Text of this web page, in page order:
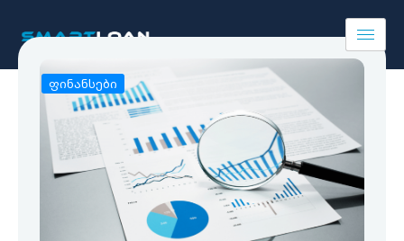
ფინანსები